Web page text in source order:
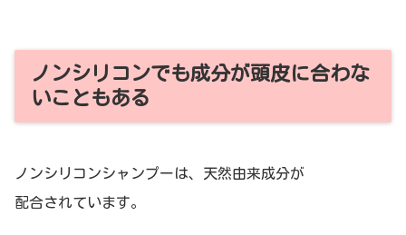
ノンシリコンでも成分が頭皮に合わな
いこともある
ノンシリコンシャンプーは、天然由来成分が
配合されています。